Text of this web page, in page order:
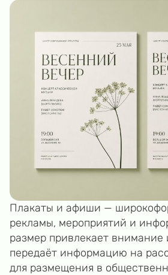
Плакаты и афиши —
рекламы, мероприятий и
размер привлекает внимание
передаёт информацию на
для размещения в